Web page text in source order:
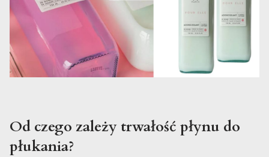
Od czego zależy trwałość płynu do
płukania?